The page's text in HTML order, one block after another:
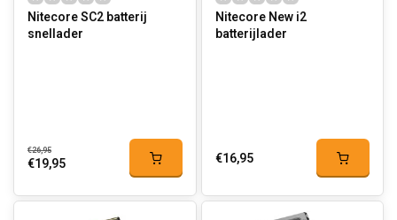
Nitecore SC2 batterij
snellader
€26,95
€19,95
Nitecore New i2
batterijlader
€16,95